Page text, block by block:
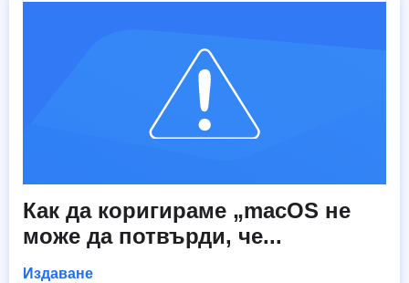
Как да коригираме „macOS не
може да потвърди, че...
Издаване